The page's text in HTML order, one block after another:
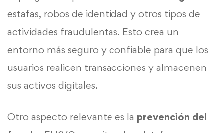
estafas, robos de identidad y otros tipos de
actividades fraudulentas. Esto crea un
entorno más seguro y confiable para que los
usuarios realicen transacciones y almacenen
sus activos digitales.
Otro aspecto relevante es la prevención del